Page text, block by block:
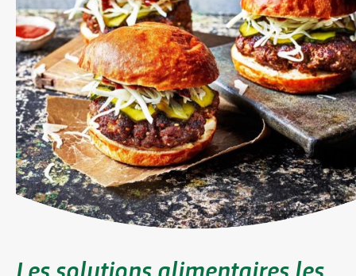
Les solutions alimentaires les